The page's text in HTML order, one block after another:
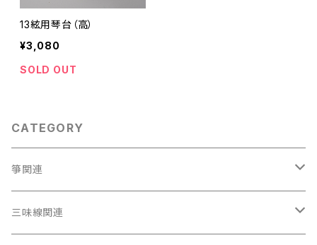
13絃用琴台（高）
¥3,080
SOLD OUT
CATEGORY
箏関連
箏（本体）
三味線関連